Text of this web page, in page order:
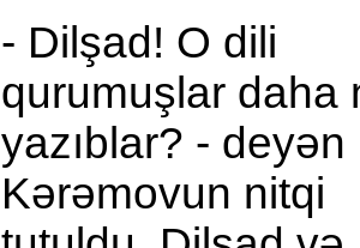
- Dilşad! O dili
qurumuşlar daha
yazıblar? - deyən
Kərəmovun nitqi